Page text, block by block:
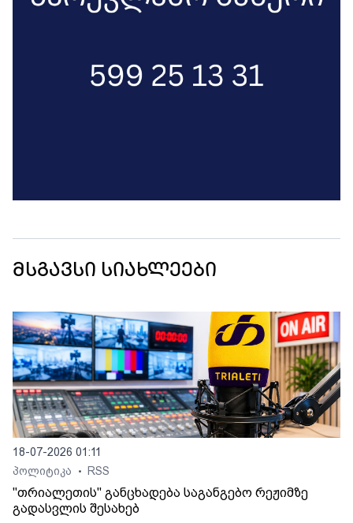
მსგავსი სიახლეები
18-07-2026 01:11
პოლიტიკა
• RSS
"თრიალეთის" განცხადება საგანგებო რეჟიმზე
გადასვლის შესახებ